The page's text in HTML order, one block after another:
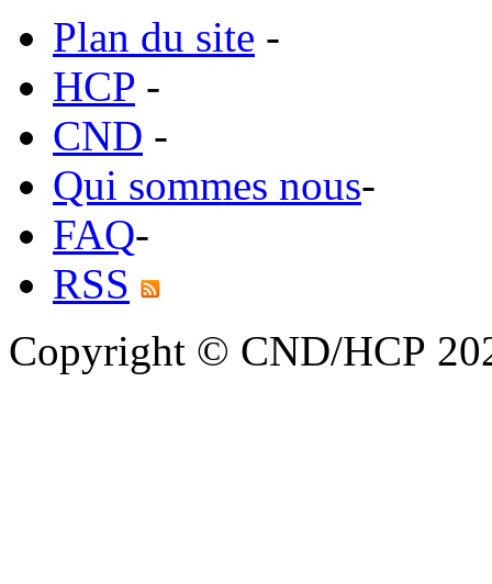
Plan du site -
HCP -
CND -
Qui sommes nous-
FAQ-
RSS
Copyright © CND/HCP